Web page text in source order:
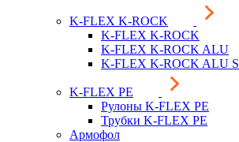
K-FLEX K-ROCK
K-FLEX K-ROCK
K-FLEX K-ROCK ALU
K-FLEX K-ROCK ALU S
K-FLEX PE
Рулоны K-FLEX PE
Трубки K-FLEX PE
Армофол